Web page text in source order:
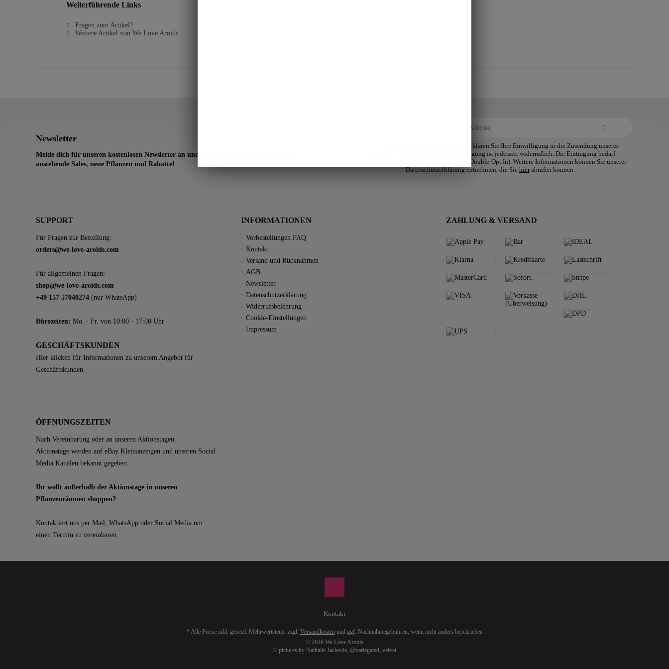
Weiterführende Links
Fragen zum Artikel?
Weitere Artikel von We Love Aroids
Newsletter
Melde dich für unseren kostenlosen Newsletter an und verpasse keine Neuigkeiten wie
anstehende Sales, neue Pflanzen und Rabatte!
Mit der Absendung der Anmeldung erklären Sie Ihre Einwilligung in die Zusendung unseres
kostenlosen Newsletters. Diese Einwilligung ist jederzeit widerruflich. Die Eintragung bedarf
selbstverständlich noch Ihrer Bestätigung (Double-Opt In). Weitere Informationen können Sie unserer
Datenschutzerklärung entnehmen, die Sie hierabrufen können.
SUPPORT
Für Fragen zur Bestellung:
orders@we-love-aroids.com
Für allgemeinen Fragen:
shop@we-love-aroids.com
+49 157 57040274 (nur WhatsApp)
Bürozeiten: Mo. - Fr. von 10:00 - 17:00 Uhr
GESCHÄFTSKUNDEN
Hier klicken für Informationen zu unserem Angebot für
Geschäftskunden.
INFORMATIONEN
Vorbestellungen FAQ
Kontakt
Versand und Rücknahmen
AGB
Newsletter
Datenschutzerklärung
Widerrufsbelehrung
Cookie-Einstellungen
Impressum
ZAHLUNG & VERSAND
ÖFFNUNGSZEITEN
Nach Vereinbarung oder an unseren Aktionstagen.
Aktionstage werden auf eBay Kleinanzeigen und unseren Social
Media Kanälen bekannt gegeben.
Ihr wollt außerhalb der Aktionstage in unseren
Pflanzenräumen shoppen?
Kontaktiert uns per Mail, WhatsApp oder Social Media um
einen Termin zu vereinbaren.
Kontakt
* Alle Preise inkl. gesetzl. Mehrwertsteuer zzgl. Versandkostenund ggf. Nachnahmegebühren, wenn nicht anders beschrieben
© 2026 We Love Aroids
© pictures by Nathalie Jaclewiz, @variegated_velvet